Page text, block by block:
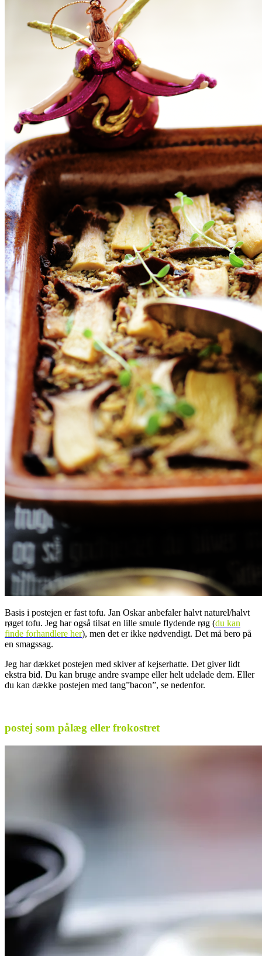
Basis i postejen er fast tofu. Jan Oskar anbefaler halvt naturel/halvt
røget tofu. Jeg har også tilsat en lille smule flydende røg (du kan
finde forhandlere her), men det er ikke nødvendigt. Det må bero på
en smagssag.
Jeg har dækket postejen med skiver af kejserhatte. Det giver lidt
ekstra bid. Du kan bruge andre svampe eller helt udelade dem. Eller
du kan dække postejen med tang”bacon”, se nedenfor.
postej som pålæg eller frokostret